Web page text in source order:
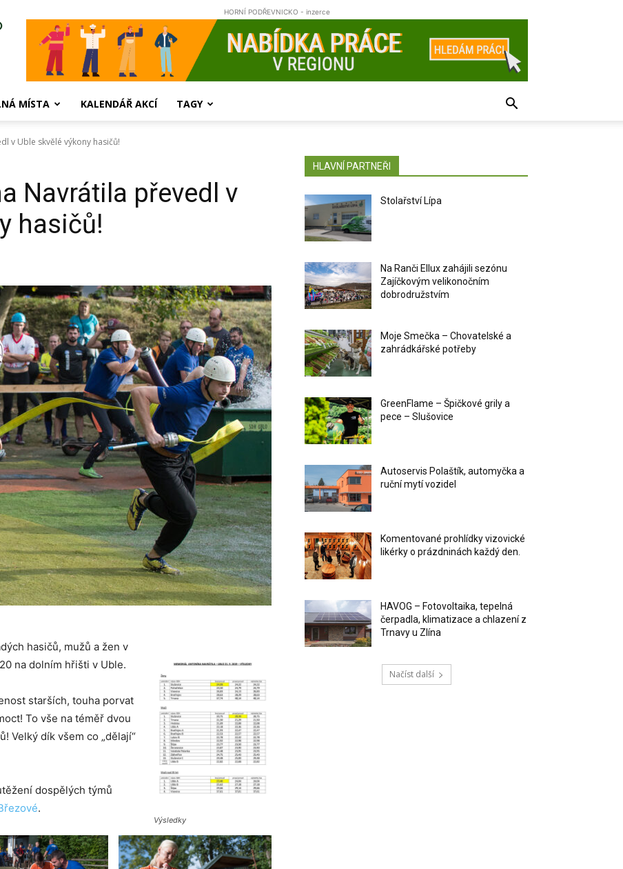
HORNÍ PODŘEVNICKO - inzerce
MÍSTA KALENDÁŘ AKCÍ TAGY
v Uble skvělé výkony hasičů!
Navrátila převedl v
hasičů!
Výsledky
hasičů, mužů a žen v
na dolním hřišti v Uble.
starších, touha porvat
To vše na téměř dvou
Velký dík všem co „dělají“
dospělých týmů
.
HLAVNÍ PARTNEŘI
Stolařství Lípa
Na Ranči Ellux zahájili sezónu
Zajíčkovým velikonočním
dobrodružstvím
Moje Smečka – Chovatelské a
zahrádkářské potřeby
GreenFlame – Špičkové grily a
pece – Slušovice
Autoservis Polaštík, automyčka a
ruční mytí vozidel
Komentované prohlídky vizovické
likérky o prázdninách každý den.
HAVOG – Fotovoltaika, tepelná
čerpadla, klimatizace a chlazení z
Trnavy u Zlína
Načíst další